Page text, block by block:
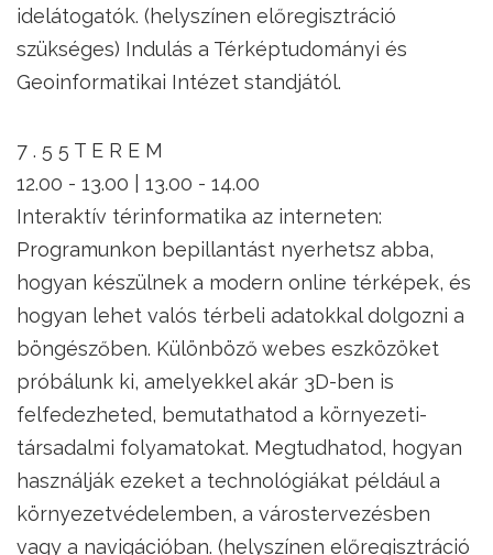
idelátogatók. (helyszínen előregisztráció
szükséges) Indulás a Térképtudományi és
Geoinformatikai Intézet standjától.
7 . 5 5 T E R E M
12.00 - 13.00 | 13.00 - 14.00
Interaktív térinformatika az interneten:
Programunkon bepillantást nyerhetsz abba,
hogyan készülnek a modern online térképek, és
hogyan lehet valós térbeli adatokkal dolgozni a
böngészőben. Különböző webes eszközöket
próbálunk ki, amelyekkel akár 3D-ben is
felfedezheted, bemutathatod a környezeti-
társadalmi folyamatokat. Megtudhatod, hogyan
használják ezeket a technológiákat például a
környezetvédelemben, a várostervezésben
vagy a navigációban. (helyszínen előregisztráció